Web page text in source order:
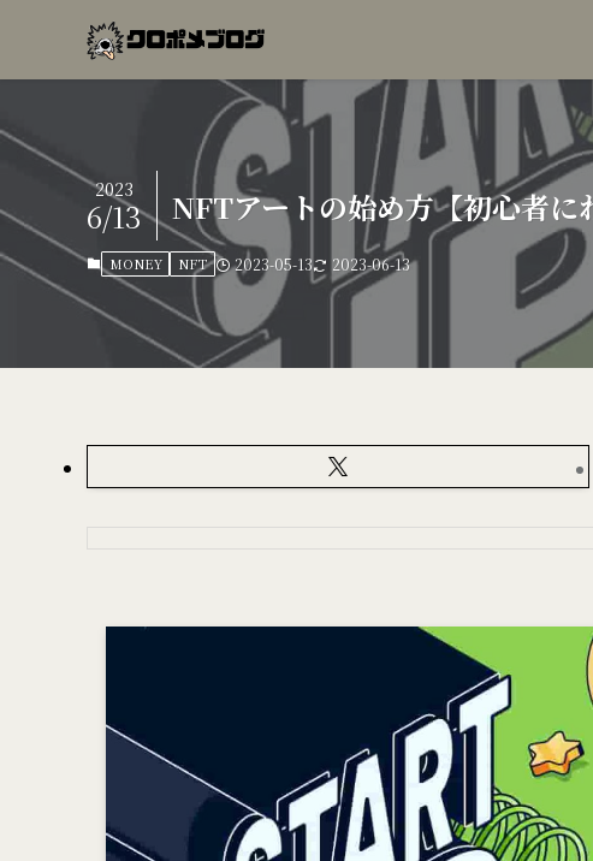
NFTアートの始め方【初心者に
2023
6/13
MONEY NFT 2023-05-13 2023-06-13